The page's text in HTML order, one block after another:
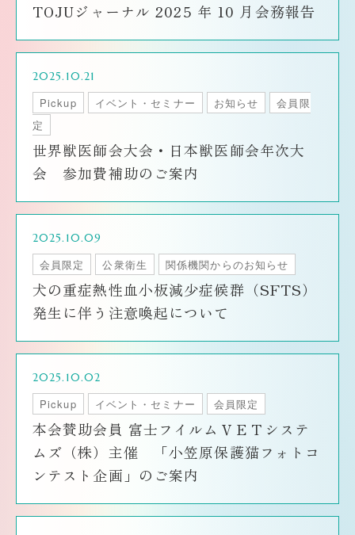
TOJUジャーナル 2025 年 10 月会務報告
2025.10.21
Pickup イベント・セミナー お知らせ
会員限
定
世界獣医師会大会・日本獣医師会年次大
会 参加費補助のご案内
2025.10.09
会員限定 公衆衛生 関係機関からのお知らせ
犬の重症熱性血小板減少症候群（SFTS）
発生に伴う注意喚起について
2025.10.02
Pickup イベント・セミナー 会員限定
本会賛助会員 富士フイルムＶＥＴシステ
ムズ（株）主催 「小笠原保護猫フォトコ
ンテスト企画」のご案内